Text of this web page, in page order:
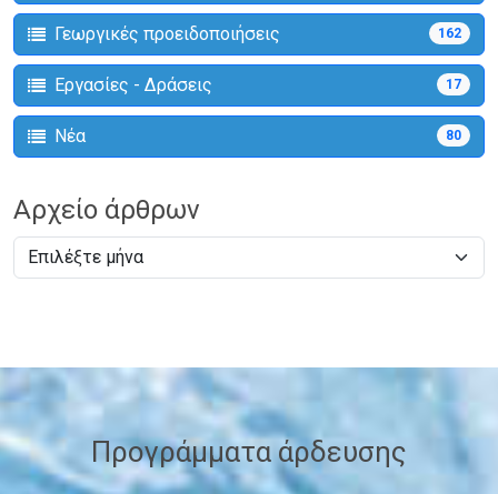
Γεωργικές προειδοποιήσεις 162
Εργασίες - Δράσεις 17
Νέα 80
Αρχείο άρθρων
Προγράμματα άρδευσης